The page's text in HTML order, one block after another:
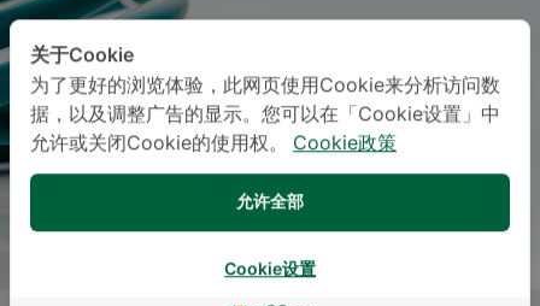
关于Cookie
为了更好的浏览体验，此网页使用Cookie来分析访问数
据，以及调整广告的显示。您可以在「Cookie设置」中
允许或关闭Cookie的使用权。
Cookie政策
允许全部
Cookie设置